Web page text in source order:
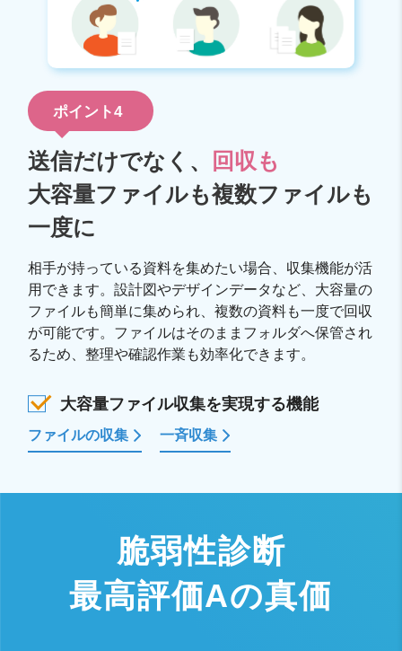
ポイント4
送信だけでなく、
回収も
大容量ファイルも複数ファイルも
一度に
相手が持っている資料を集めたい場合、収集機能が活
用できます。設計図やデザインデータなど、大容量の
ファイルも簡単に集められ、複数の資料も一度で回収
が可能です。ファイルはそのままフォルダへ保管され
るため、整理や確認作業も効率化できます。
大容量ファイル収集を実現する機能
ファイルの収集 一斉収集
脆弱性診断
最高評価Aの真価